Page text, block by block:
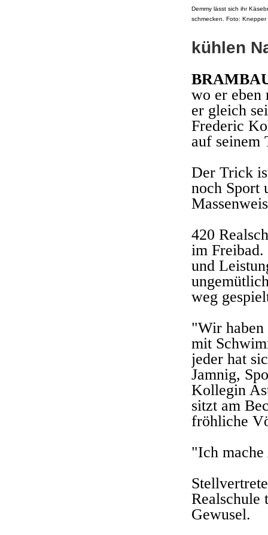
Demmy lässt sich ihr
schmecken. Foto: Knepper
kühlen
wo er
er gleich
Frederic
auf
Der Trick
noch Sport
420
im Freibad.
und
weg
"Wir haben
mit
jeder hat
Jamnig,
Kollegin
sitzt am
fröhliche
"Ich mache
Realschule
Gewusel.